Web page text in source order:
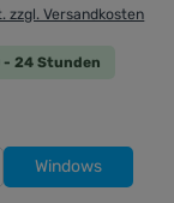
zzgl. Versandkosten
- 24 Stunden
Windows